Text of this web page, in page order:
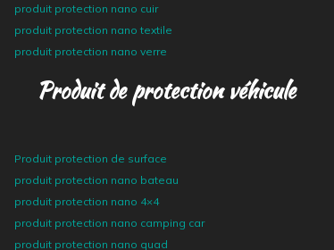
produit protection nano cuir
produit protection nano textile
produit protection nano verre
Produit de protection véhicule
Produit protection de surface
produit protection nano bateau
produit protection nano 4×4
produit protection nano camping car
produit protection nano quad